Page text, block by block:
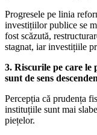
Progresele pe linia
investițiilor publice se
fost scăzută,
stagnat, iar investițiile
3. Riscurile pe care le
sunt de sens
Percepția că prudența
instituțiile sunt mai
piețelor.